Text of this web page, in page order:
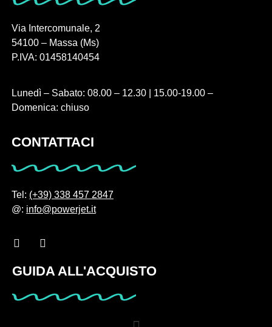
Via Intercomunale, 2
54100 – Massa (Ms)
P.IVA: 01458140454
Lunedì – Sabato: 08.00 – 12.30 | 15.00-19.00 –
Domenica: chiuso
CONTATTACI
Tel: (+39) 338 457 2847
@: info@powerjet.it
GUIDA ALL'ACQUISTO